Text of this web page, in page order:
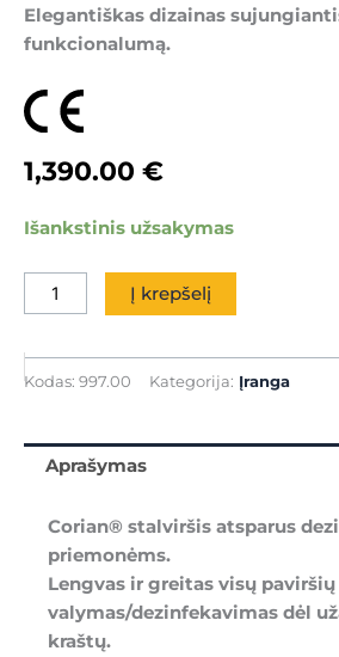
Elegantiškas dizainas
funkcionalumą.
1,390.00 €
Išankstinis užsakymas
produkto
Spintelė
FOOT
Į krepšelį
Kodas: 997.00 Kategorija: Įranga
Aprašymas
Corian® stalviršis atsparus
priemonėms.
Lengvas ir greitas visų paviršių
valymas/dezinfekavimas dėl
kraštų.